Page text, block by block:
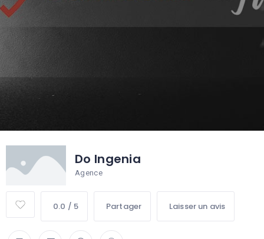
Do Ingenia
Agence
0.0 / 5 Partager Laisser un avis